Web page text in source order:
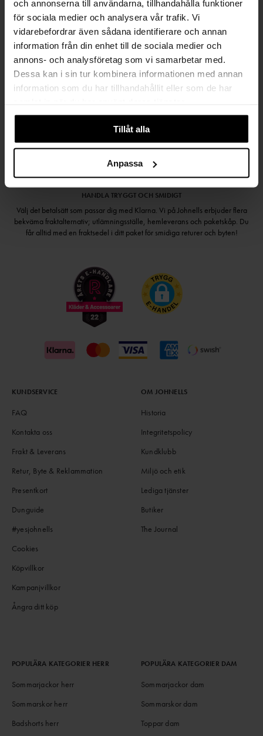
och annonserna till användarna, tillhandahålla funktioner
för sociala medier och analysera vår trafik. Vi
vidarebefordrar även sådana identifierare och annan
information från din enhet till de sociala medier och
annons- och analysföretag som vi samarbetar med.
Dessa kan i sin tur kombinera informationen med annan
information som du har tillhandahållit eller som de har
Tillåt alla
Anpassa
SAMLA BONUS I KUNDKLUBBEN
Håll dig uppdaterad
PRENUMERERA PÅ VÅRT NYHETSBREV
Kvinna Man
PRENUMERERA
HANDLA TRYGGT OCH SMIDIGT
Välj det betalsätt som passar dig med Klarna. Vi på Johnells erbjuder flera
bekväma fraktalternativ; utlämningsställe, hemleverans och paketskåp. Du
får alltid med en fraktsedel i ditt paket för smidiga returer och byten!
KUNDSERVICE
FAQ
Kontakta oss
Frakt & Leverans
Retur, Byte & Reklammation
Presentkort
Dunguide
#yesjohnells
Cookies
Köpvillkor
Kampanjvillkor
Ångra ditt köp
OM JOHNELLS
Historia
Integritetspolicy
Kundklubb
Miljö och etik
Lediga tjänster
Butiker
The Journal
POPULÄRA KATEGORIER HERR
Sommarjackor herr
Sommarskor herr
Badshorts herr
POPULÄRA KATEGORIER DAM
Sommarjackor dam
Sommarskor dam
Toppar dam